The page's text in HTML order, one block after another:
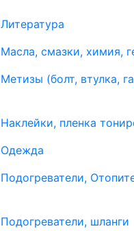
Литература
Масла, смазки, химия,
Метизы (болт, втулка,
Наклейки, пленка
Одежда
Подогреватели,
Подогреватели, шланги